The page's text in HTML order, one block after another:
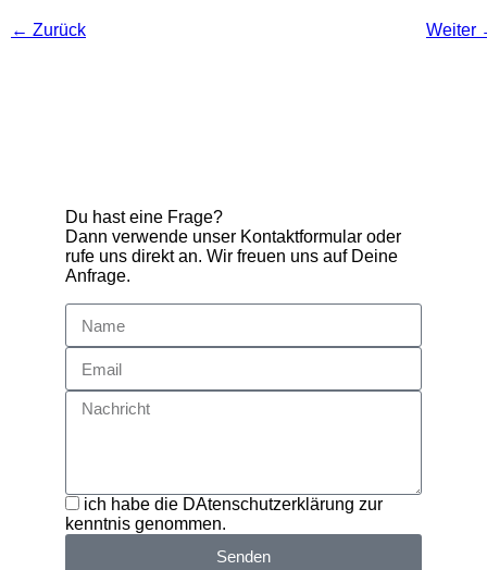
← Zurück Weiter
Du hast eine Frage?
Dann verwende unser Kontaktformular oder
rufe uns direkt an. Wir freuen uns auf Deine
Anfrage.
ich habe die DAtenschutzerklärung zur
kenntnis genommen.
Senden